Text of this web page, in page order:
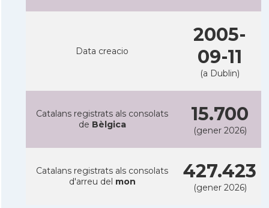
Data creacio
2005-
09-11
(a Dublin)
Catalans registrats als consolats
de Bèlgica 15.700
(gener 2026)
Catalans registrats als consolats
d'arreu del mon 427.423
(gener 2026)